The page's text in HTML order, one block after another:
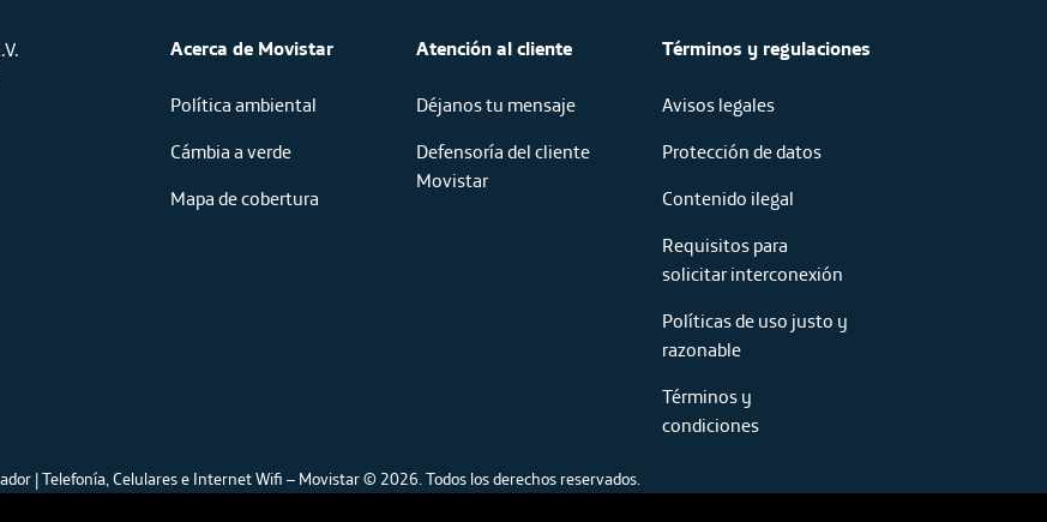
Acerca de Movistar
Política ambiental
Cámbia a verde
Mapa de cobertura
Atención al cliente
Déjanos tu mensaje
Defensoría del cliente
Movistar
Términos y regulaciones
Avisos legales
Protección de datos
Contenido ilegal
Requisitos para
solicitar interconexión
Políticas de uso justo y
razonable
Términos y
condiciones
| Telefonía, Celulares e Internet Wifi – Movistar © 2026.Todos los derechos reservados.